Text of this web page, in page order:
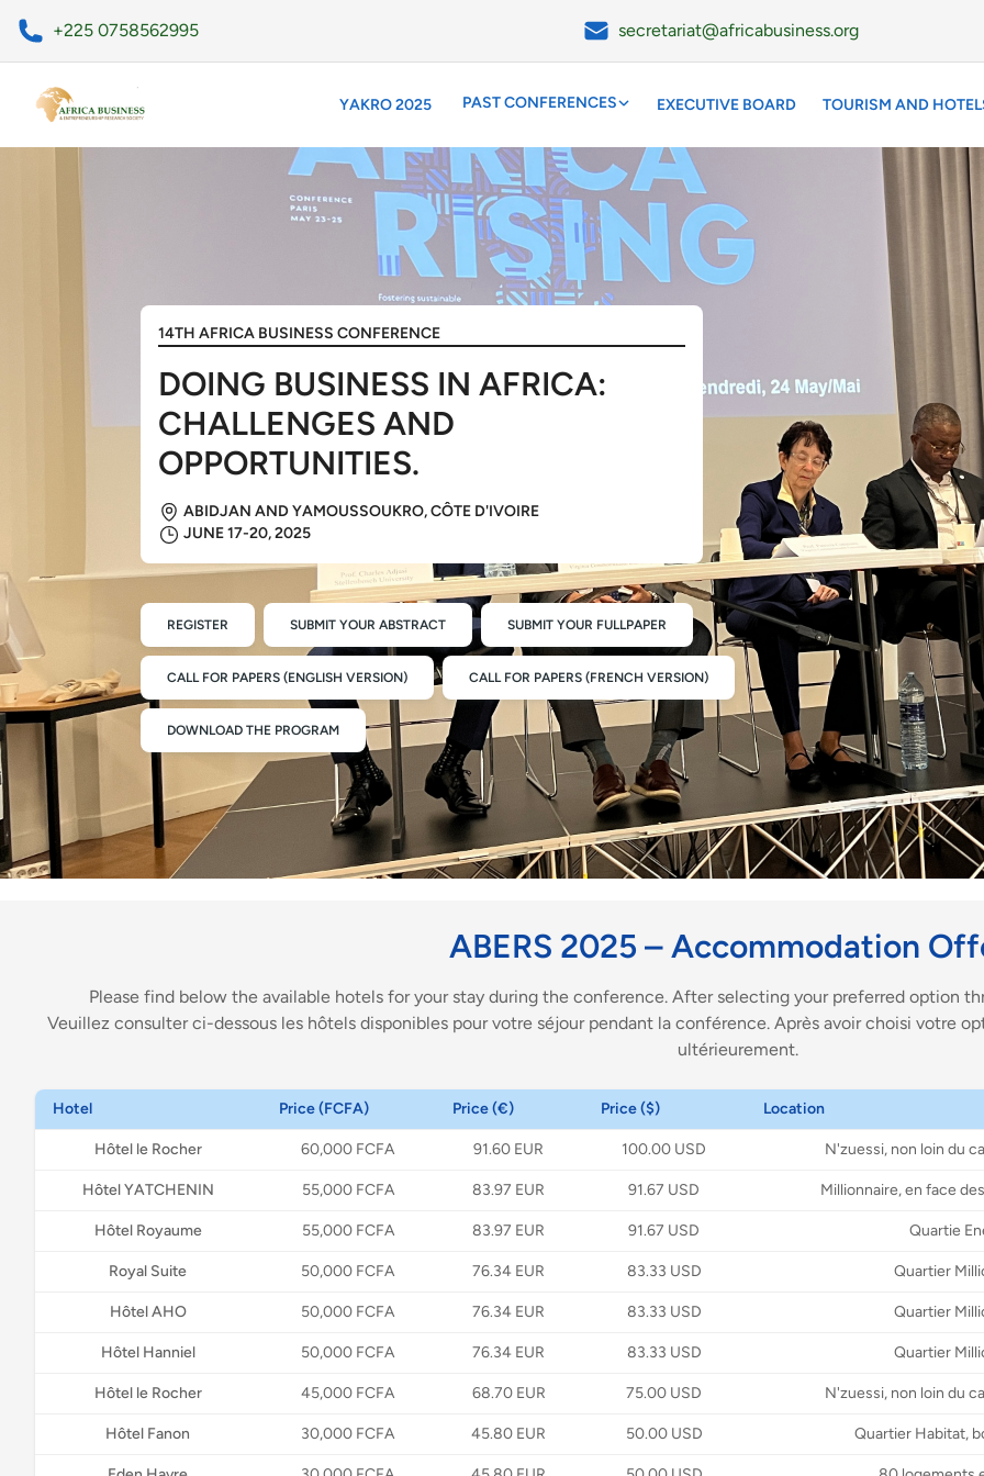
+225 0758562995 secretariat@africabusiness.org
YAKRO 2025 PAST CONFERENCES EXECUTIVE BOARD TOURISM AND
PAST CONFERENCES EXECUTIVE BOARD TOURISM AND HOTELS
14TH AFRICA BUSINESS CONFERENCE
DOING BUSINESS IN AFRICA:
CHALLENGES AND
OPPORTUNITIES.
ABIDJAN AND YAMOUSSOUKRO, CÔTE D'IVOIRE
JUNE 17-20, 2025
REGISTER SUBMIT YOUR ABSTRACT SUBMIT YOUR FULLPAPER
CALL FOR PAPERS (ENGLISH VERSION) CALL FOR PAPERS (FRENCH VERSION)
DOWNLOAD THE PROGRAM
ABERS 2025 – Accommodation
Please find below the available hotels for your stay during the conference. After selecting your preferred option
Veuillez consulter ci-dessous les hôtels disponibles pour votre séjour pendant la conférence. Après avoir choisi votre
ultérieurement.
Hotel Price (FCFA) Price (€) Price ($) Location
Hôtel le Rocher 60,000 FCFA 91.60 EUR 100.00 USD N'zuessi, non loin du
Hôtel YATCHENIN 55,000FCFA 83.97 EUR 91.67 USD Millionnaire, en face
Hôtel Royaume 55,000FCFA 83.97 EUR 91.67 USD Quartie
Royal Suite 50,000 FCFA 76.34 EUR 83.33 USD Quartier
Hôtel AHO 50,000 FCFA 76.34 EUR 83.33 USD Quartier
Hôtel Hanniel 50,000 FCFA 76.34 EUR 83.33 USD Quartier
Hôtel le Rocher 45,000 FCFA 68.70 EUR 75.00 USD N'zuessi, non loin du
Hôtel Fanon 30,000 FCFA 45.80 EUR 50.00 USD Quartier Habitat,